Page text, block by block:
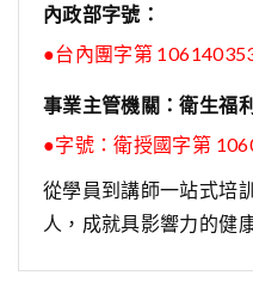
內政部字號：
●台內團字第
事業主管機關：衛生福
●字號：衛授國字第
從學員到講師一站式培
人，成就具影響力的健